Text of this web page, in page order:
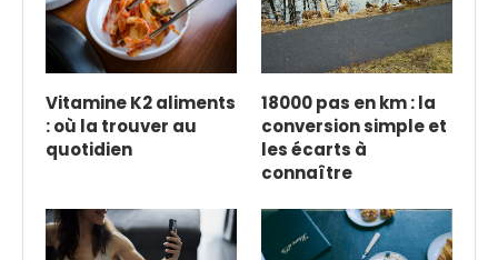
Vitamine K2 aliments
: où la trouver au
quotidien
18000 pas en km : la
conversion simple et
les écarts à
connaître